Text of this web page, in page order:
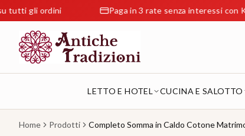
Paga in 3 rate senza interessi con Klarna
LETTO E HOTEL CUCINA E SALOTTO
Home Prodotti Completo Somma in Caldo Cotone